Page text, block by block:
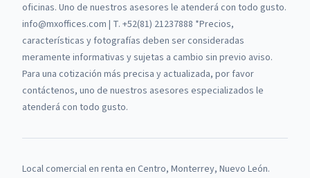
oficinas. Uno de nuestros asesores le atenderá con todo gusto.
info@mxoffices.com | T. +52(81) 21237888 *Precios,
características y fotografías deben ser consideradas
meramente informativas y sujetas a cambio sin previo aviso.
Para una cotización más precisa y actualizada, por favor
contáctenos, uno de nuestros asesores especializados le
atenderá con todo gusto.
Local comercialen renta en Centro, Monterrey, Nuevo León.